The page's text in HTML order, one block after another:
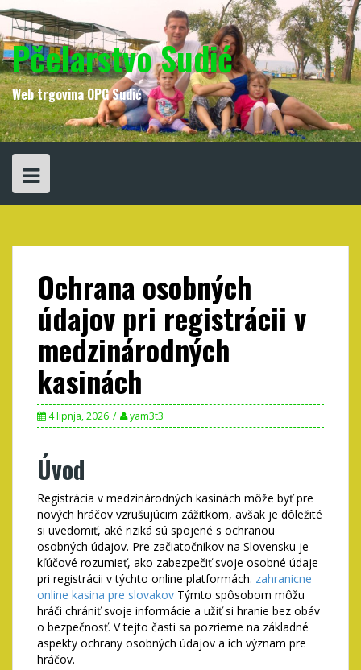
Skip
to
content
Pčelarstvo Sudić
Web trgovina OPG Sudić
Ochrana osobných
údajov pri registrácii v
medzinárodných
kasinách
4 lipnja, 2026 yam3t3
Úvod
Registrácia v medzinárodných kasinách môže byť pre
nových hráčov vzrušujúcim zážitkom, avšak je dôležité
si uvedomiť, aké riziká sú spojené s ochranou
osobných údajov. Pre začiatočníkov na Slovensku je
kľúčové rozumieť, ako zabezpečiť svoje osobné údaje
pri registrácii v týchto online platformách. zahranicne
online kasina pre slovakov Týmto spôsobom môžu
hráči chrániť svoje informácie a užiť si hranie bez obáv
o bezpečnosť. V tejto časti sa pozrieme na základné
aspekty ochrany osobných údajov a ich význam pre
hráčov.